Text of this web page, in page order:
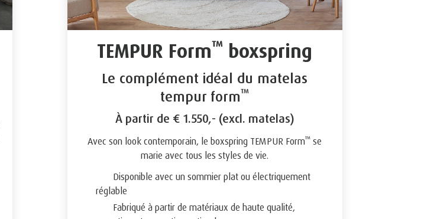
TEMPUR Form™ boxspring
Le complément idéal du matelas
tempur form™
À partir de € 1.550,- (excl. matelas)
Avec son look contemporain, le boxspring TEMPUR Form™ se
marie avec tous les styles de vie.
Disponible avec un sommier plat ou électriquement
réglable
Fabriqué à partir de matériaux de haute qualité,